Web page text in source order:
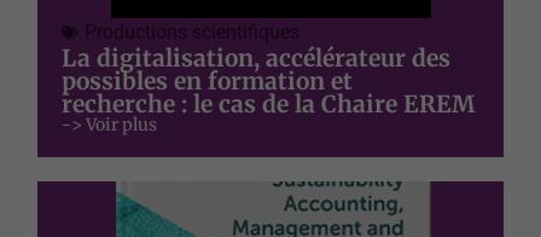
Productions scientifiques
La digitalisation, accélérateur des
possibles en formation et
recherche : le cas de la Chaire EREM
-> Voir plus